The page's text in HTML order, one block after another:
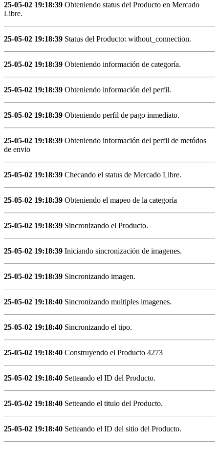
25-05-02 19:18:39 Obteniendo status del Producto en Mercado
Libre.
25-05-02 19:18:39 Status del Producto: without_connection.
25-05-02 19:18:39 Obteniendo información de categoría.
25-05-02 19:18:39 Obteniendo información del perfil.
25-05-02 19:18:39 Obteniendo perfil de pago inmediato.
25-05-02 19:18:39 Obteniendo información del perfil de metódos
de envio
25-05-02 19:18:39 Checando el status de Mercado Libre.
25-05-02 19:18:39 Obteniendo el mapeo de la categoría
25-05-02 19:18:39 Sincronizando el Producto.
25-05-02 19:18:39 Iniciando sincronización de imagenes.
25-05-02 19:18:39 Sincronizando imagen.
25-05-02 19:18:40 Sincronizando multiples imagenes.
25-05-02 19:18:40 Sincronizando el tipo.
25-05-02 19:18:40 Construyendo el Producto 4273
25-05-02 19:18:40 Setteando el ID del Producto.
25-05-02 19:18:40 Setteando el titulo del Producto.
25-05-02 19:18:40 Setteando el ID del sitio del Producto.